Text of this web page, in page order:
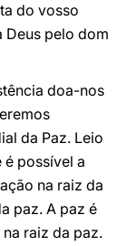
do vosso
Deus pelo dom
doa-nos
da Paz. Leio
é possível a
na raiz da
paz. A paz é
raiz da paz.